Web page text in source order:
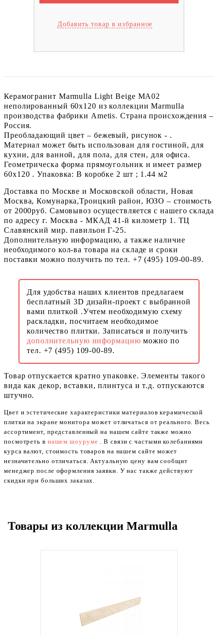
Добавить товар в избранное
Керамогранит Marmulla Light Beige MA02
неполированный 60x120 из коллекции Marmulla
производства фабрики Ametis. Страна происхождения –
Россия.
Преобладающий цвет – бежевый, рисунок - .
Материал может быть использован для гостиной, для
кухни, для ванной, для пола, для стен, для офиса.
Геометрическа форма прямоугольник и имеет размер
60x120 . Упаковка: В коробке 2 шт ; 1.44 м2
Доставка по Москве и Московской области, Новая
Москва, Комунарка,Троицкий район, ЮЗО – стоимость
от 2000руб. Самовывоз осуществляется с нашего склада
по адресу г. Москва - МКАД 41-й километр 1. ТЦ
Славянский мир. павильон Г-25.
Дополнительную информацию, а также наличие
необходимого кол-ва товара на складе и сроки
поставки можно получить по тел. +7 (495) 109-00-89.
Для удобства наших клиентов предлагаем
бесплатный 3D дизайн-проект с выбранной
вами плиткой .Учтем необходимую схему
раскладки, посчитаем необходимое
количество плитки. Записаться и получить
дополнительную информациюможно по
тел. +7 (495) 109-00-89.
Товар отпускается кратно упаковке. Элементы такого
вида как декор, вставки, плинтуса и т.д. отпускаются
штучно.
Цвет и эстетические характеристики материалов керамической
плитки на экране монитора может отличаться от реального. Весь
ассортимент, представленный на нашем сайте также можно
посмотреть в нашем шоуруме . В связи с частыми колебаниями
курса валют, стоимость товаров на нашем сайте может
незначительно отличаться. Актуальную цену вам сообщит
менеджер после оформления заявки. У нас также действуют
скидки при больших заказах.
Товары из коллекции Marmulla